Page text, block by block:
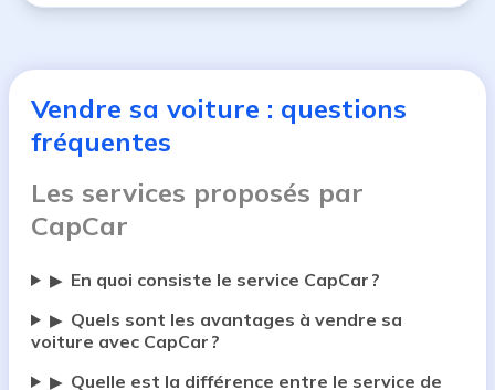
Vendre sa voiture : questions
fréquentes
Les services proposés par
CapCar
▶ En quoi consiste le service CapCar ?
▶ Quels sont les avantages à vendre sa
voiture avec CapCar ?
▶ Quelle est la différence entre le service de